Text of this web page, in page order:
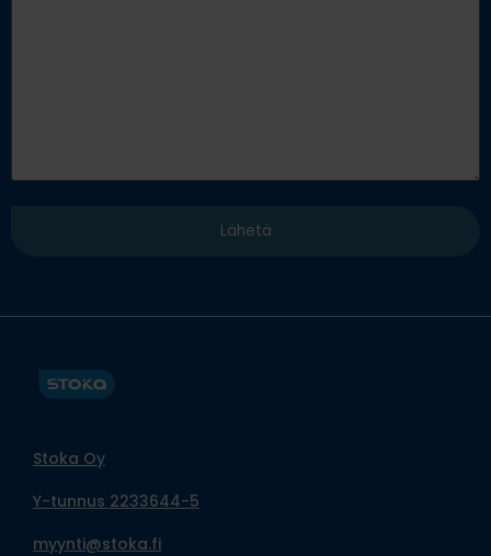
Stoka Oy
Y-tunnus 2233644-5
myynti@stoka.fi